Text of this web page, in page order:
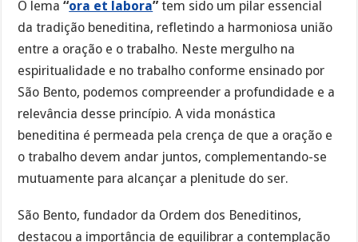
O lema“ora et labora” tem sido um pilar essencial
da tradição beneditina, refletindo a harmoniosa união
entre a oração e o trabalho. Neste mergulho na
espiritualidade e no trabalho conforme ensinado por
São Bento, podemos compreender a profundidade e a
relevância desse princípio. A vida monástica
beneditina é permeada pela crença de que a oração e
o trabalho devem andar juntos, complementando-se
mutuamente para alcançar a plenitude do ser.
São Bento, fundador da Ordem dos Beneditinos,
destacou a importância de equilibrar a contemplação